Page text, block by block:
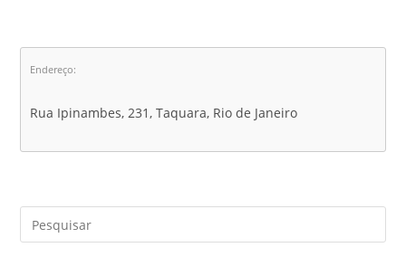
Endereço:
Rua Ipinambes, 231, Taquara, Rio de Janeiro